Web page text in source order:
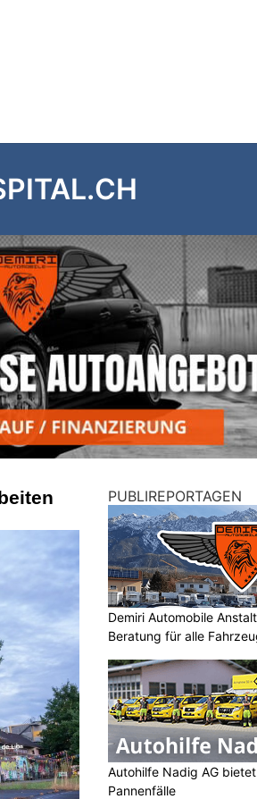
PUBLIREPORTAGEN
Demiri Automobile
Beratung für alle
Autohilfe Nadig AG
Pannenfälle